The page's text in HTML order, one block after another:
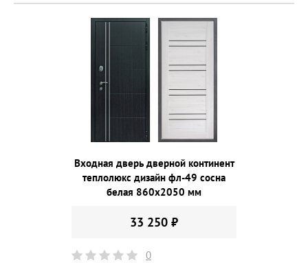
Входная дверь дверной континент
теплолюкс дизайн фл-49 сосна
белая 860х2050 мм
33 250 ₽
0